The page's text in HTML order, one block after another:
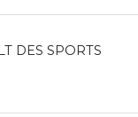
DES SPORTS